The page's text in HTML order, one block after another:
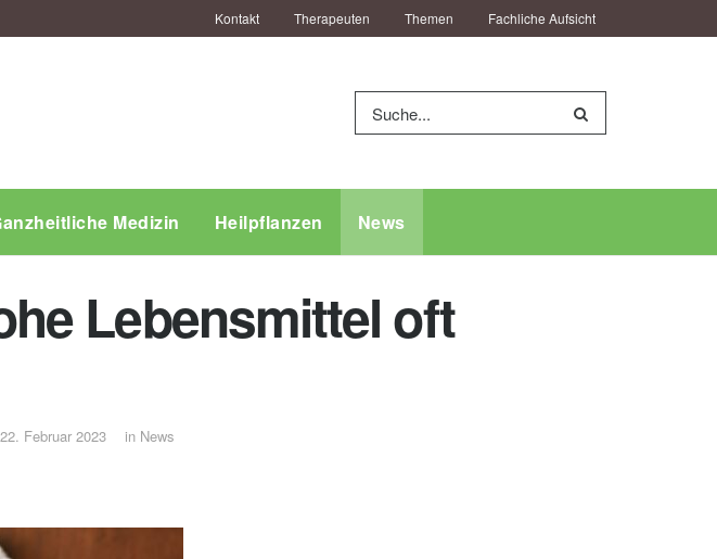
Kontakt Therapeuten Themen Fachliche Aufsicht
Medizin Heilpflanzen News
Lebensmittel oft
22. Februar 2023 in News